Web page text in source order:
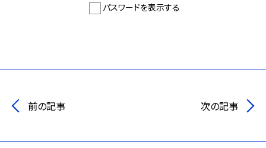
パスワードを表示する
前の記事 次の記事